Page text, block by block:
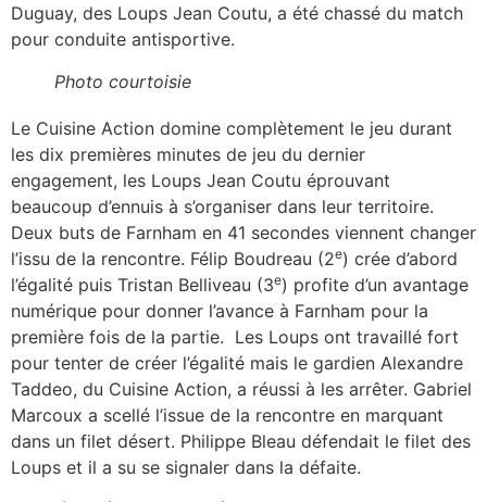
Duguay, des Loups Jean Coutu, a été chassé du match
pour conduite antisportive.
Photo courtoisie
Le Cuisine Action domine complètement le jeu durant
les dix premières minutes de jeu du dernier
engagement, les Loups Jean Coutu éprouvant
beaucoup d’ennuis à s’organiser dans leur territoire.
Deux buts de Farnham en 41 secondes viennent changer
l’issu de la rencontre. Félip Boudreau (2e) crée d’abord
l’égalité puis Tristan Belliveau (3e) profite d’un avantage
numérique pour donner l’avance à Farnham pour la
première fois de la partie. Les Loups ont travaillé fort
pour tenter de créer l’égalité mais le gardien Alexandre
Taddeo, du Cuisine Action, a réussi à les arrêter. Gabriel
Marcoux a scellé l’issue de la rencontre en marquant
dans un filet désert. Philippe Bleau défendait le filet des
Loups et il a su se signaler dans la défaite.